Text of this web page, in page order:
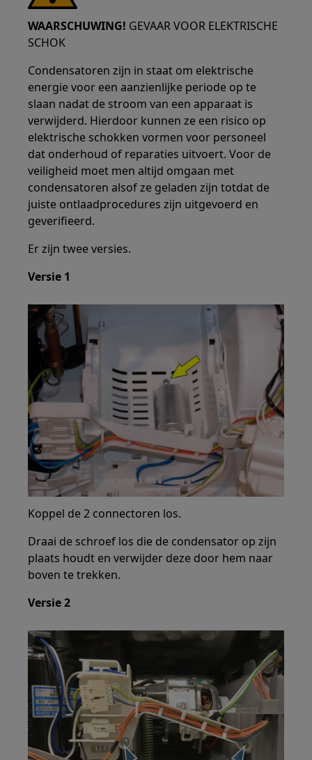
WAARSCHUWING! GEVAAR VOOR ELEKTRISCHE
SCHOK
Condensatoren zijn in staat om elektrische
energie voor een aanzienlijke periode op te
slaan nadat de stroom van een apparaat is
verwijderd. Hierdoor kunnen ze een risico op
elektrische schokken vormen voor personeel
dat onderhoud of reparaties uitvoert. Voor de
veiligheid moet men altijd omgaan met
condensatoren alsof ze geladen zijn totdat de
juiste ontlaadprocedures zijn uitgevoerd en
geverifieerd.
Er zijn twee versies.
Versie 1
Koppel de 2 connectoren los.
Draai de schroef los die de condensator op zijn
plaats houdt en verwijder deze door hem naar
boven te trekken.
Versie 2